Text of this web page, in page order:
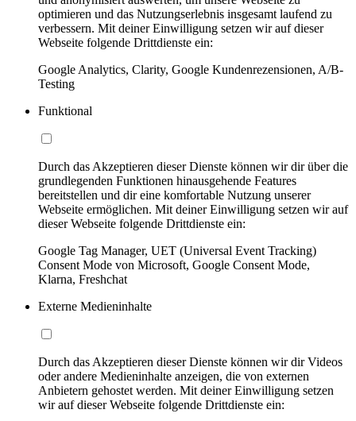
optimieren und das Nutzungserlebnis insgesamt laufend zu
verbessern. Mit deiner Einwilligung setzen wir auf dieser
Webseite folgende Drittdienste ein:
Google Analytics, Clarity, Google Kundenrezensionen, A/B-
Testing
Funktional
Durch das Akzeptieren dieser Dienste können wir dir über die
grundlegenden Funktionen hinausgehende Features
bereitstellen und dir eine komfortable Nutzung unserer
Webseite ermöglichen. Mit deiner Einwilligung setzen wir auf
dieser Webseite folgende Drittdienste ein:
Google Tag Manager, UET (Universal Event Tracking)
Consent Mode von Microsoft, Google Consent Mode,
Klarna, Freshchat
Externe Medieninhalte
Durch das Akzeptieren dieser Dienste können wir dir Videos
oder andere Medieninhalte anzeigen, die von externen
Anbietern gehostet werden. Mit deiner Einwilligung setzen
wir auf dieser Webseite folgende Drittdienste ein: